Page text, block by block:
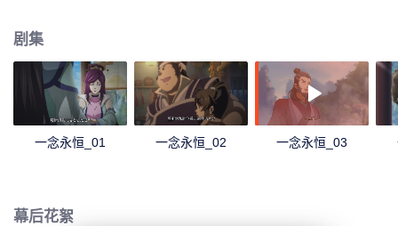
剧集
一念永恒_01 一念永恒_02 一念永恒_03
幕后花絮